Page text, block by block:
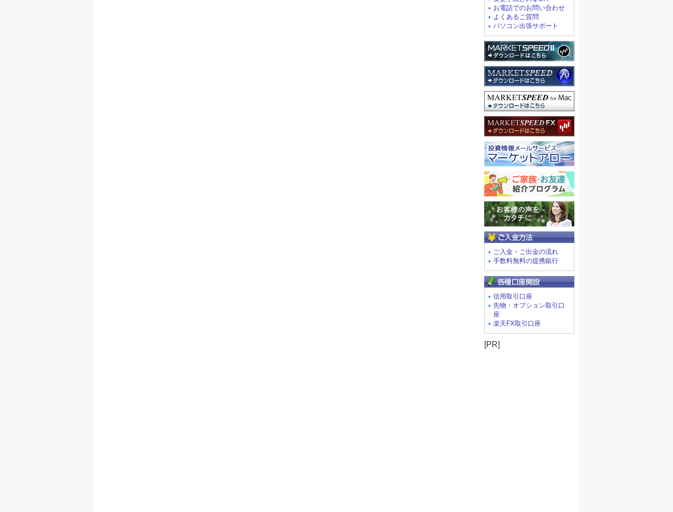
お電話でのお問い合わせ
よくあるご質問
パソコン出張サポート
ご入金・ご出金の流れ
手数料無料の提携銀行
信用取引口座
先物・オプション取引口
座
楽天FX取引口座
[PR]